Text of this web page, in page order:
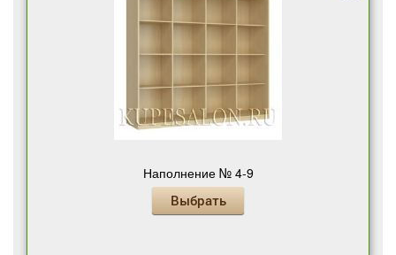
Наполнение № 4-9
Выбрать